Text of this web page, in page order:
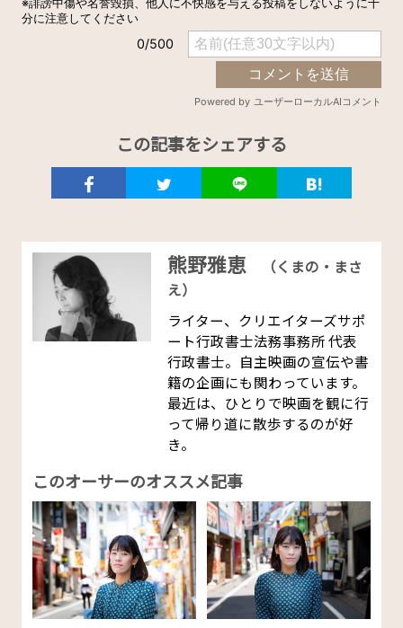
この記事をシェアする
熊野雅恵
（くまの・まさ
え）
ライター、クリエイターズサポ
ート行政書士法務事務所 代表
行政書士。自主映画の宣伝や書
籍の企画にも関わっています。
最近は、ひとりで映画を観に行
って帰り道に散歩するのが好
き。
このオーサーのオススメ記事